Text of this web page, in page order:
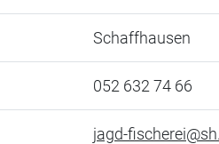
Schaffhausen
052 632 74 66
jagd-